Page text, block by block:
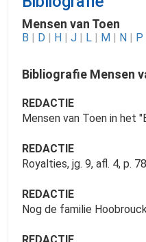
Mensen van Toen
B | D | H | J | L | M | N | P
Bibliografie Mensen
REDACTIE
Mensen van Toen in het
REDACTIE
Royalties, jg. 9, afl. 4, p.
REDACTIE
Nog de familie